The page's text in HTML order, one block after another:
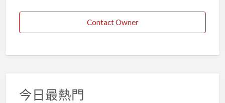
Contact Owner
今日最熱門